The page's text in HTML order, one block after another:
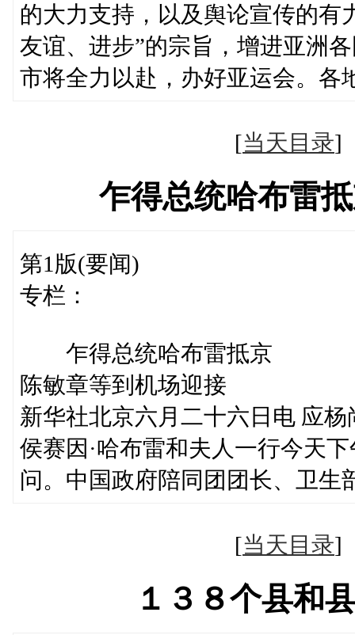
的大力支持，以及舆论宣传的有
友谊、进步”的宗旨，增进亚洲
市将全力以赴，办好亚运会。各
[当天目录
乍得总统哈布雷
第1版(要闻)
专栏：
乍得总统哈布雷抵京
陈敏章等到机场迎接
新华社北京六月二十六日电 应
侯赛因·哈布雷和夫人一行今天
问。中国政府陪同团团长、卫生
[当天目录
１３８个县和